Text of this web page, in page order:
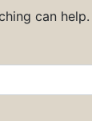
can help.